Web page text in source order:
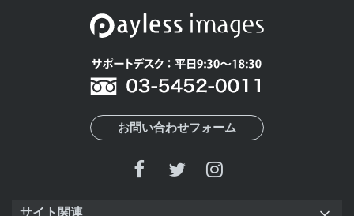
お問い合わせフォーム
サイト関連